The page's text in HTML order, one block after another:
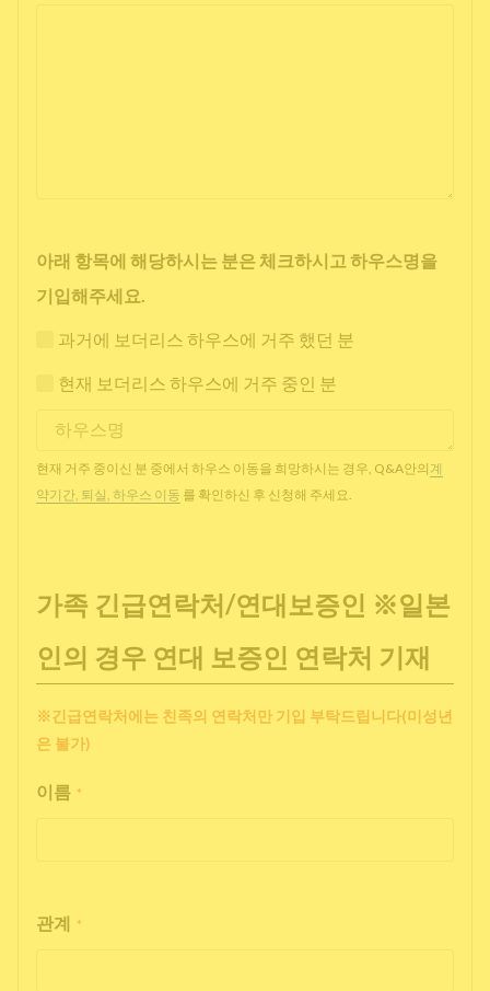
아래 항목에 해당하시는 분은 체크하시고 하우스명을
기입해주세요.
과거에 보더리스 하우스에 거주 했던 분
현재 보더리스 하우스에 거주 중인 분
현재 거주 중이신 분 중에서 하우스 이동을 희망하시는 경우, Q&A안의 계
약기간, 퇴실, 하우스 이동 를 확인하신 후 신청해 주세요.
가족 긴급연락처/연대보증인 ※일본
인의 경우 연대 보증인 연락처 기재
※긴급연락처에는 친족의 연락처만 기입 부탁드립니다(미성년
은 불가)
이름 *
관계 *